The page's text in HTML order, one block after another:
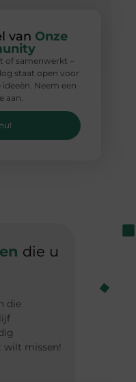
van Onze
of samenwerkt –
staat open voor
Neem een
aan.
die u
die
wilt missen!